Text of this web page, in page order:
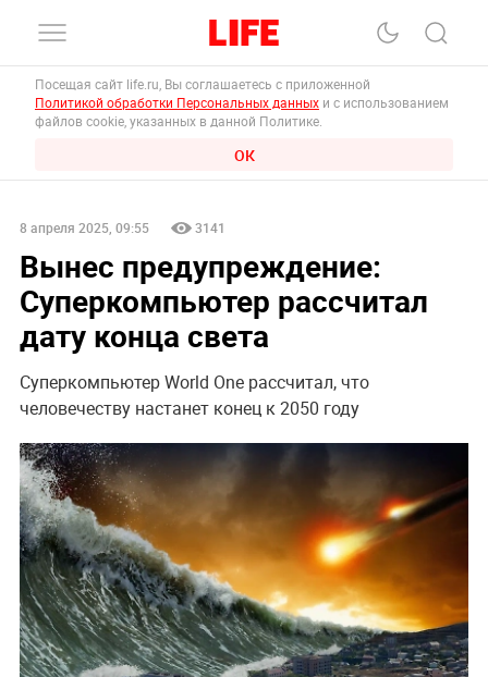
Посещая сайт life.ru, Вы соглашаетесь с приложенной
Политикой обработки Персональных данных и с использованием
файлов cookie, указанных в данной Политике.
ОК
8 апреля 2025, 09:55 3141
Вынес предупреждение:
Суперкомпьютер рассчитал
дату конца света
Суперкомпьютер World One рассчитал, что
человечеству настанет конец к 2050 году